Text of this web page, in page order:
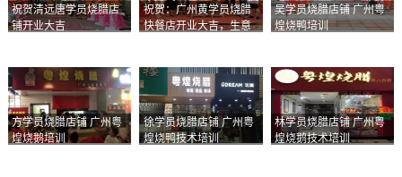
祝贺清远唐学员烧腊店
铺开业大吉
祝贺：广州黄学员烧腊
快餐店开业大吉，生意
吴学员烧腊店铺 广州粤
煌烧鸭培训
方学员烧腊店铺 广州粤
煌烧鹅培训
徐学员烧腊店铺 广州粤
煌烧鸭技术培训
林学员烧腊店铺 广州粤
煌烧鹅技术培训